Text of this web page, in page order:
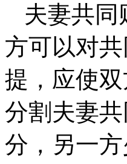
夫妻共同
方可以对
提，应使
分割夫妻
分，另一